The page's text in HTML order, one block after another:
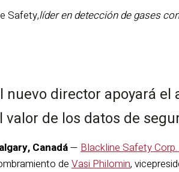
Safety,líder en detección de gases
nuevo director apoyará
valor de los datos de
Canadá— Blackline Safety Corp.
deVasi Philomin,